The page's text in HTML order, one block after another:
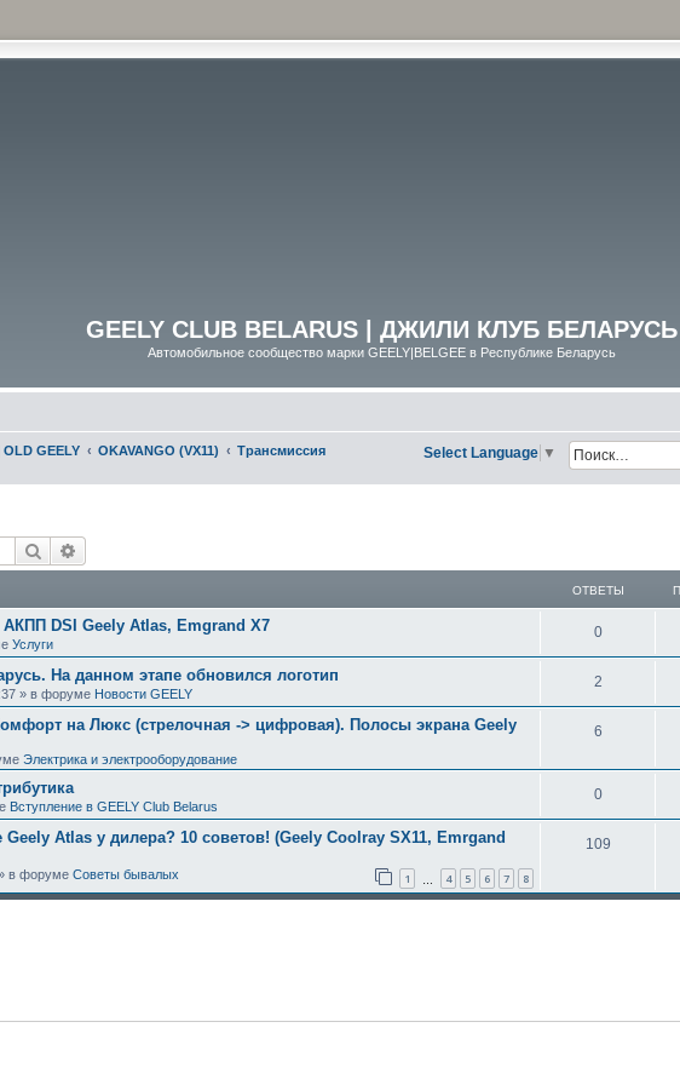
GEELY CLUB BELARUS | ДЖИЛИ КЛУБ БЕЛАРУСЬ
Автомобильное сообщество марки GEELY|BELGEE в Республике Беларусь
OLD GEELY OKAVANGO (VX11) Трансмиссия Select Language ▼
Поиск
ОТВЕТЫ
DSI Geely Atlas, Emgrand X7
Услуги
0
На данном этапе обновился логотип
» в форуме Новости GEELY
2
на Люкс (стрелочная -> цифровая). Полосы экрана Geely
Электрика и электрооборудование
6
Вступление в GEELY Club Belarus
0
Atlas у дилера? 10 советов! (Geely Coolray SX11, Emrgand
в форуме Советы бывалых 1 4 5 6 7 8
109